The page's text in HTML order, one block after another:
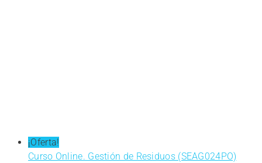
¡Oferta!
Curso Online. Gestión de Residuos (SEAG024PO)